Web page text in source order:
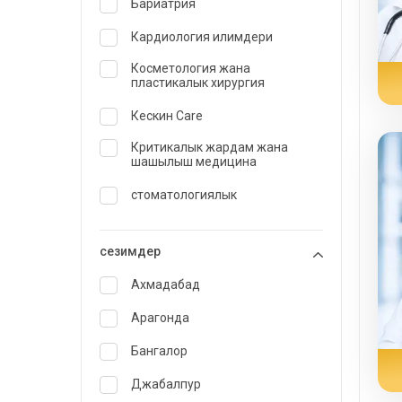
Бариатрия
Кардиология илимдери
Косметология жана
пластикалык хирургия
Кескин Care
Критикалык жардам жана
шашылыш медицина
стоматологиялык
Диетолог жана тамактануу
диабетке кам көрүү
ENT
сезимдер
Ахмадабад
Арагонда
Бангалор
Джабалпур